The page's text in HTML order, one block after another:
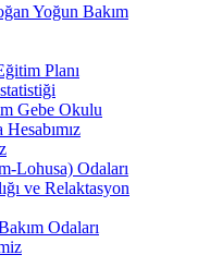
Yoğun Bakım
Planı
Gebe Okulu
Lohusa) Odaları
ve Relaktasyon
Odaları